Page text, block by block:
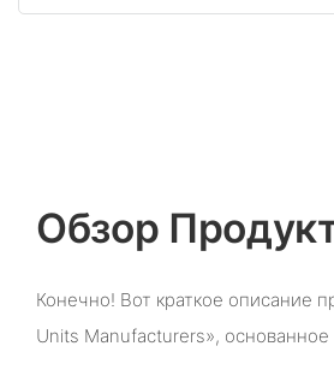
Обзор
Конечно! Вот краткое описание
Units Manufacturers»,